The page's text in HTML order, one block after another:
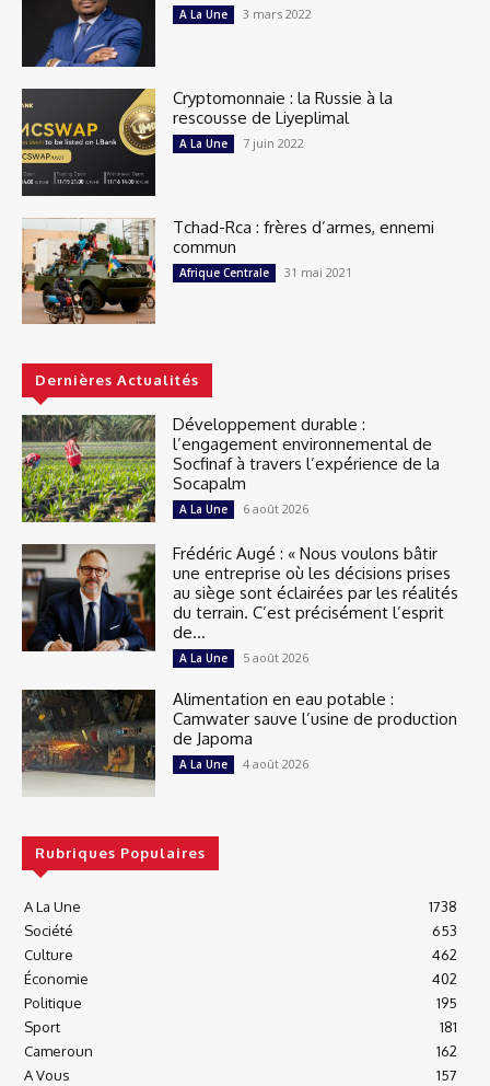
A La Une 3 mars 2022
Cryptomonnaie : la Russie à la
rescousse de Liyeplimal
A La Une 7 juin 2022
Tchad-Rca : frères d’armes, ennemi
commun
Afrique Centrale 31 mai 2021
Dernières Actualités
Développement durable :
l’engagement environnemental de
Socfinaf à travers l’expérience de la
Socapalm
A La Une 6 août 2026
Frédéric Augé : « Nous voulons bâtir
une entreprise où les décisions prises
au siège sont éclairées par les réalités
du terrain. C’est précisément l’esprit
de...
A La Une 5 août 2026
Alimentation en eau potable :
Camwater sauve l’usine de production
de Japoma
A La Une 4 août 2026
Rubriques Populaires
A La Une
1738
Société
653
Culture
462
Économie
402
Politique
195
Sport
181
Cameroun
162
A Vous
157